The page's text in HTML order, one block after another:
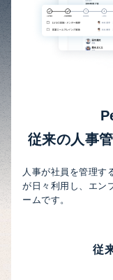
従来の人事
人事が社員を管理す
が日々利用し、エン
ームです。
従